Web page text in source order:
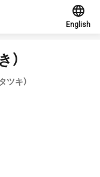
English
）
ツキ）